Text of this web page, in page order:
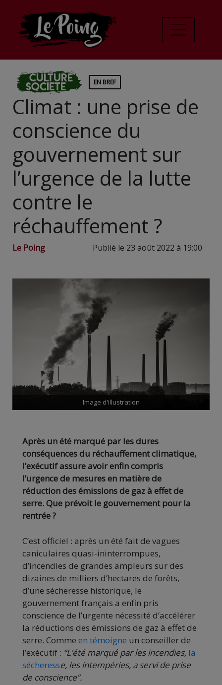
Culture
Societe EN BREF
Climat : une prise de
conscience du
gouvernement sur
l’urgence de la lutte
contre le
réchauffement ?
Le Poing Publié le 23 août 2022 à 19:00
Image d'illustration
Après un été marqué par les dures
conséquences du réchauffement climatique,
l’exécutif assure avoir enfin compris
l’urgence de mesures en matière de
réduction des émissions de gaz à effet de
serre. Que prévoit le gouvernement pour la
rentrée ?
C’est officiel : après un été fait de vagues
caniculaires quasi-ininterrompues,
d’incendies de grandes ampleurs sur des
dizaines de milliers d’hectares de forêts,
d’une sécheresse historique, le
gouvernement français a enfin pris
conscience de l’urgente nécessité d’accélérer
la réductions des émissions de gaz à effet de
serre. Comme en témoigne un conseiller de
l’exécutif : “L’été marqué par les incendies, la
sécheresse, les intempéries, a servi de prise
de conscience”.